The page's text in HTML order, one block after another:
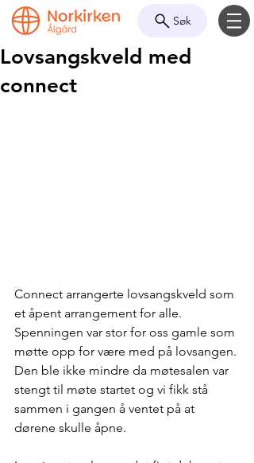
Søk
Lovsangskveld med
connect
Connect arrangerte lovsangskveld som
et åpent arrangement for alle.
Spenningen var stor for oss gamle som
møtte opp for være med på lovsangen.
Den ble ikke mindre da møtesalen var
stengt til møte startet og vi fikk stå
sammen i gangen å ventet på at
dørene skulle åpne.